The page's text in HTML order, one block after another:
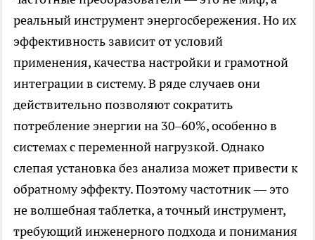
реальный инструмент энергосбережения. Но их
эффективность зависит от условий
применения, качества настройки и грамотной
интеграции в систему. В ряде случаев они
действительно позволяют сократить
потребление энергии на 30–60%, особенно в
системах с переменной нагрузкой. Однако
слепая установка без анализа может привести к
обратному эффекту. Поэтому частотник — это
не волшебная таблетка, а точный инструмент,
требующий инженерного подхода и понимания